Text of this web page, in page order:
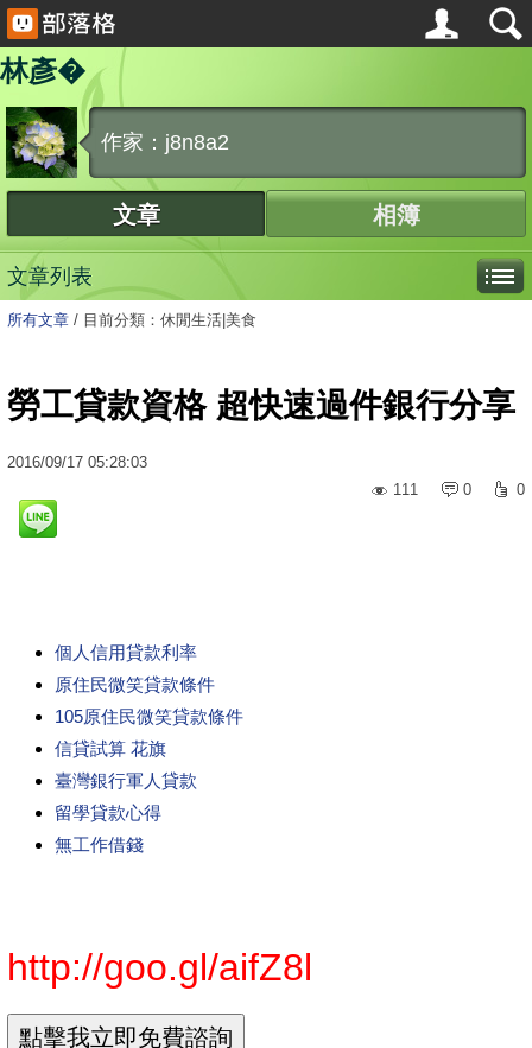
林彥�
作家：j8n8a2
文章 相簿
文章列表
所有文章 / 目前分類：休閒生活|美食
勞工貸款資格 超快速過件銀行分享
2016/09/17 05:28:03
111
0 0
個人信用貸款利率
原住民微笑貸款條件
105原住民微笑貸款條件
信貸試算 花旗
臺灣銀行軍人貸款
留學貸款心得
無工作借錢
http://goo.gl/aifZ8l